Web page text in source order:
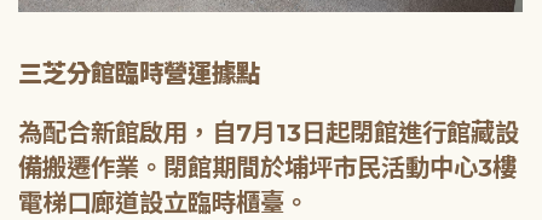
三芝分館臨時營運據點
為配合新館啟用，自7月13日起閉館進行館藏設
備搬遷作業。閉館期間於埔坪市民活動中心3樓
電梯口廊道設立臨時櫃臺。